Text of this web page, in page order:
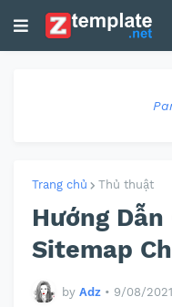
Trang chủ Thủ thuật
Hướng
Sitemap
by Adz • 9/08/2021